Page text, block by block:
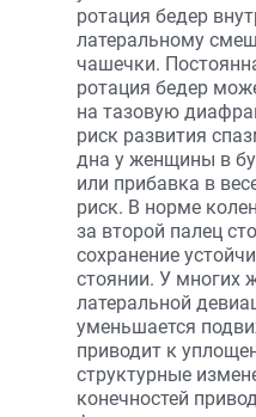
ротация бедер
латеральному
чашечки.
ротация бедер
на тазовую
риск развития
дна у женщины в
или прибавка в
риск. В норме
за второй палец
сохранение
стоянии. У многих
латеральной
уменьшается
приводит к
структурные
конечностей